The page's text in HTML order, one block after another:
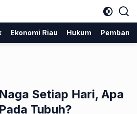
Ekonomi Riau Hukum
Setiap Hari, Apa
Tubuh?